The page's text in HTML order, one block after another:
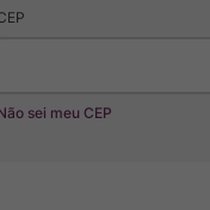
sei meu CEP